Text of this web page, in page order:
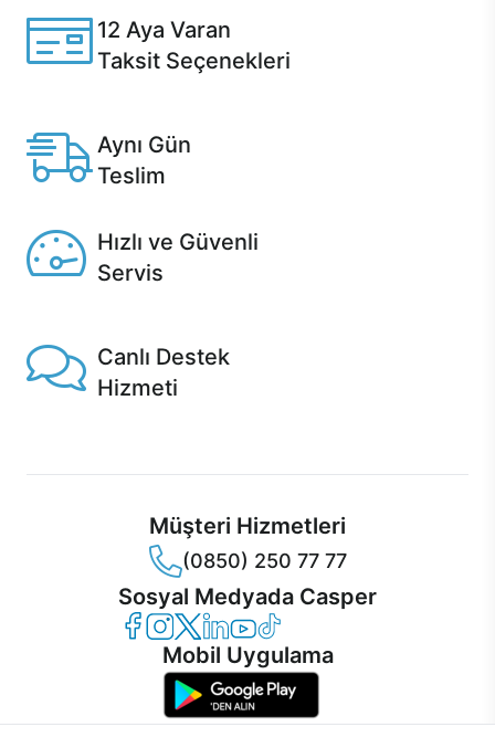
12 Aya Varan
Taksit Seçenekleri
Aynı Gün
Teslim
Hızlı ve Güvenli
Servis
Canlı Destek
Hizmeti
Müşteri Hizmetleri
(0850) 250 77 77
Sosyal Medyada Casper
Casper Facebook
Casper Instagram
Casper Twitter
Casper LinkedIn
Casper YouTube
Casper TikTok
Mobil Uygulama